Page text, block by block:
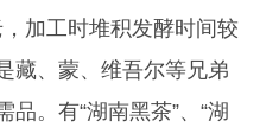
工时堆积发酵时间较
藏、蒙、维吾尔等兄弟
。有“湖南黑茶”、“湖